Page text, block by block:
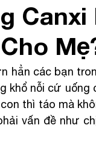
Canxi
hẳn các bạn
khổ nỗi cứ uống
thì táo mà
vấn đề như